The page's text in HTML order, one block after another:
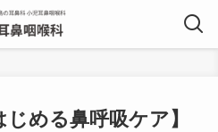
じめる鼻呼吸ケア】